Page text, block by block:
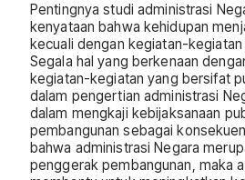
Pentingnya studi administrasi
kenyataan bahwa kehidupan
kecuali dengan kegiatan-
Segala hal yang berkenaan
kegiatan-kegiatan yang bersifat
dalam pengertian administrasi
dalam mengkaji kebijaksanaan
pembangunan sebagai
bahwa administrasi Negara
penggerak pembangunan, maka